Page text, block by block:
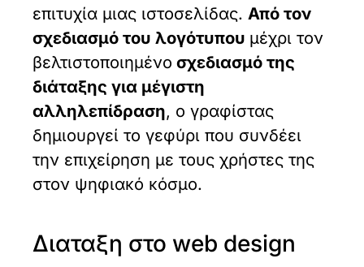
επιτυχία μιας ιστοσελίδας. Από τον
σχεδιασμό του λογότυπου μέχρι τον
βελτιστοποιημένο σχεδιασμό της
διάταξης για μέγιστη
αλληλεπίδραση, ο γραφίστας
δημιουργεί το γεφύρι που συνδέει
την επιχείρηση με τους χρήστες της
στον ψηφιακό κόσμο.
Διαταξη στο web design